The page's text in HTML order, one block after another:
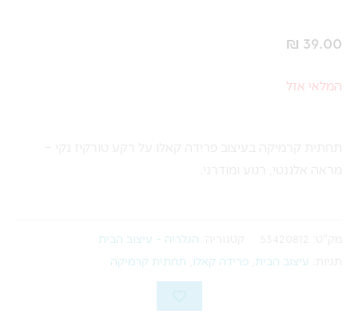
₪ 39.00
המלאי אזל
תחתית קרמיקה בעיצוב פרידה קאלו על רקע טורקיז נקי –
מראה אלגנטי, רגוע ומודרני.
מק"ט: 53420812 קטגוריה: הגלריה - עיצוב הבית
עיצוב הבית פרידה קאלו תחתית קרמיקה